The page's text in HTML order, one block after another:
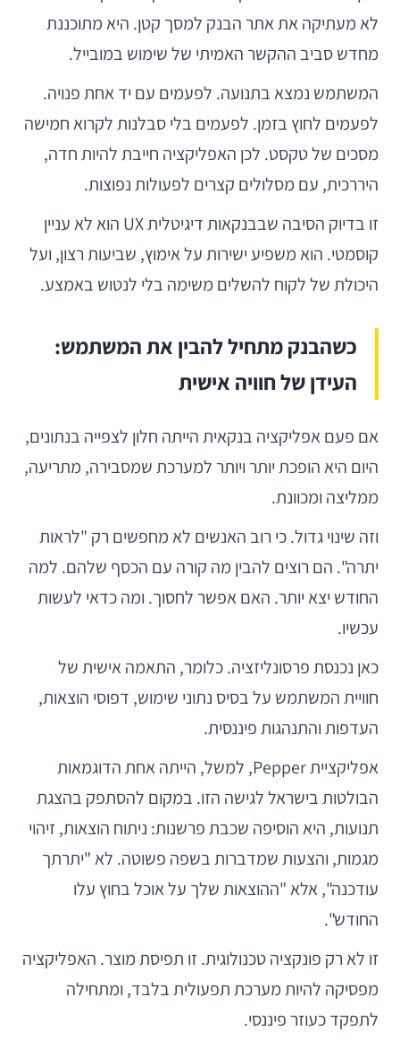
לא מעתיקה את אתר הבנק למסך קטן. היא מתוכננת
מחדש סביב ההקשר האמיתי של שימוש במובייל.
המשתמש נמצא בתנועה. לפעמים עם יד אחת פנויה.
לפעמים לחוץ בזמן. לפעמים בלי סבלנות לקרוא חמישה
מסכים של טקסט. לכן האפליקציה חייבת להיות חדה,
היררכית, עם מסלולים קצרים לפעולות נפוצות.
זו בדיוק הסיבה שבבנקאות דיגיטלית UX הוא לא עניין
קוסמטי. הוא משפיע ישירות על אימוץ, שביעות רצון, ועל
היכולת של לקוח להשלים משימה בלי לנטוש באמצע.
כשהבנק מתחיל להבין את המשתמש:
העידן של חוויה אישית
אם פעם אפליקציה בנקאית הייתה חלון לצפייה בנתונים,
היום היא הופכת יותר ויותר למערכת שמסבירה, מתריעה,
ממליצה ומכוונת.
וזה שינוי גדול. כי רוב האנשים לא מחפשים רק "לראות
יתרה". הם רוצים להבין מה קורה עם הכסף שלהם. למה
החודש יצא יותר. האם אפשר לחסוך. ומה כדאי לעשות
עכשיו.
כאן נכנסת פרסונליזציה. כלומר, התאמה אישית של
חוויית המשתמש על בסיס נתוני שימוש, דפוסי הוצאות,
העדפות והתנהגות פיננסית.
אפליקציית Pepper, למשל, הייתה אחת הדוגמאות
הבולטות בישראל לגישה הזו. במקום להסתפק בהצגת
תנועות, היא הוסיפה שכבת פרשנות: ניתוח הוצאות, זיהוי
מגמות, והצעות שמדברות בשפה פשוטה. לא "יתרתך
עודכנה", אלא "ההוצאות שלך על אוכל בחוץ עלו
החודש".
זו לא רק פונקציה טכנולוגית. זו תפיסת מוצר. האפליקציה
מפסיקה להיות מערכת תפעולית בלבד, ומתחילה
לתפקד כעוזר פיננסי.